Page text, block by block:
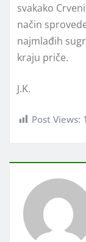
svakako
način
najmlađih
kraju priče.
J.K.
Post Views: